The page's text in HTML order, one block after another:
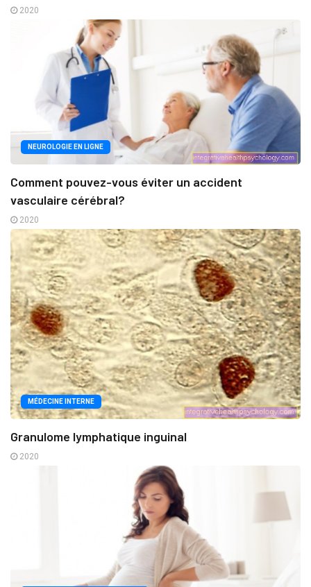
2020
NEUROLOGIE EN LIGNE
Comment pouvez-vous éviter un accident
vasculaire cérébral?
2020
MÉDECINE INTERNE
Granulome lymphatique inguinal
2020